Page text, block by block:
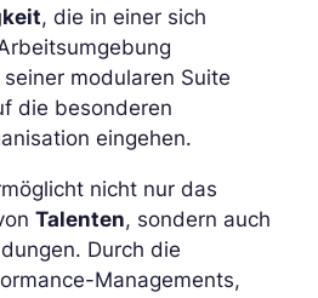
, die in einer sich
modularen Suite
die besonderen
eingehen.
nicht nur das
Talenten, sondern auch
Durch die
Managements,